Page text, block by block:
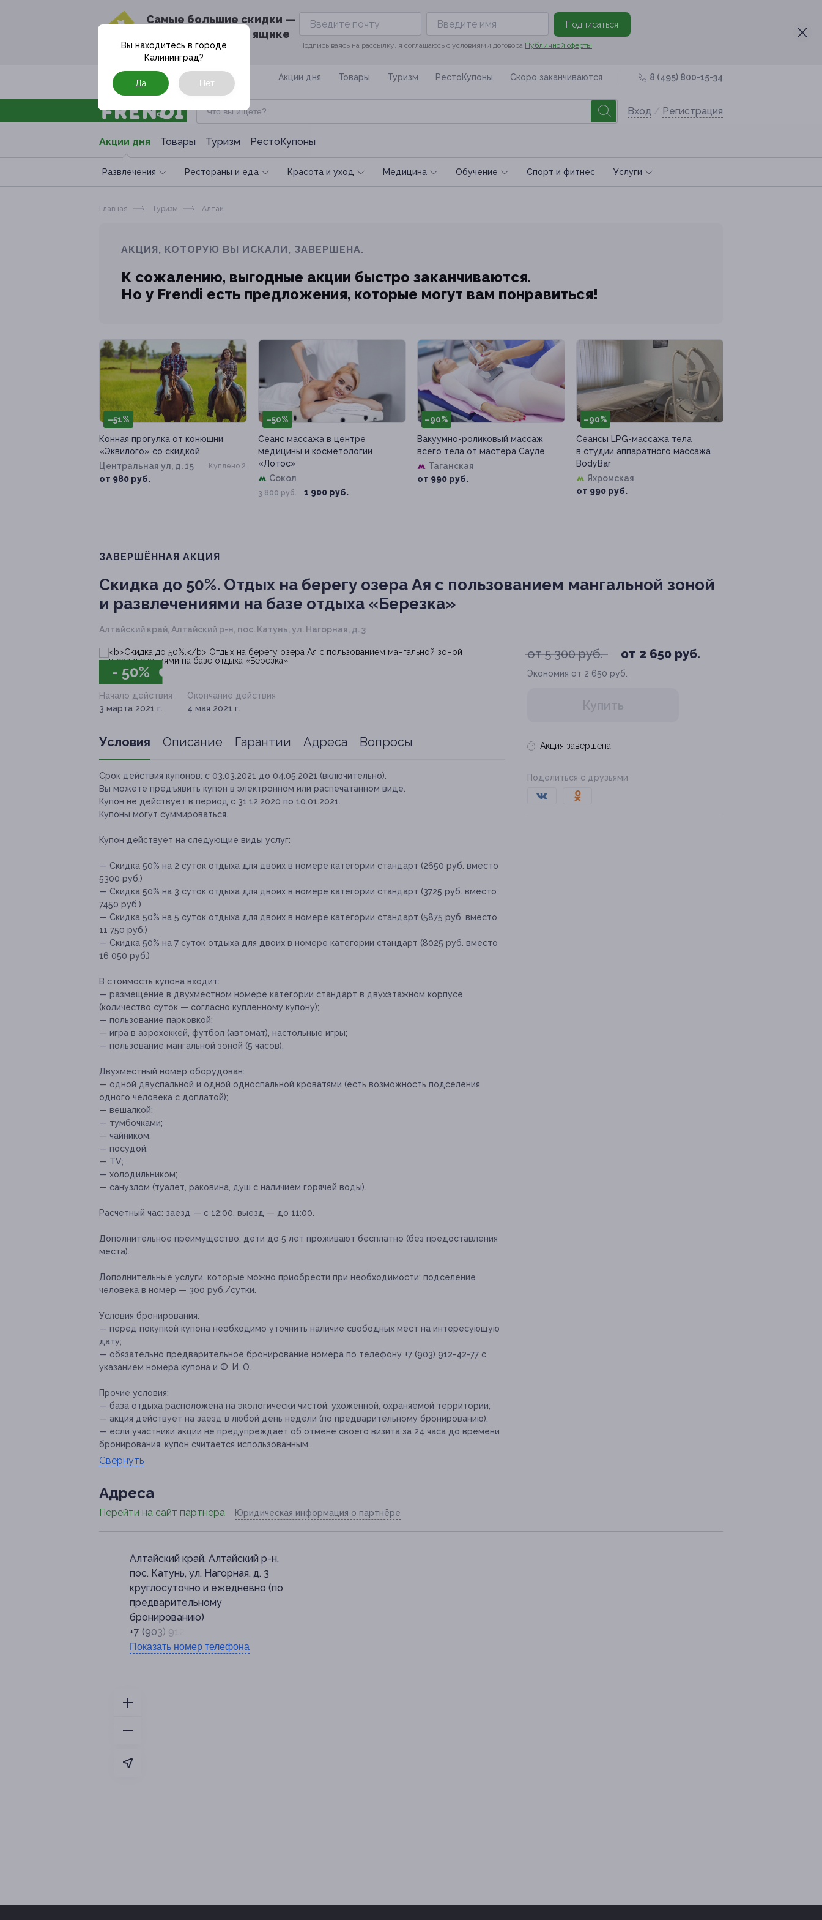
Cамые большие скидки —
в твоём почтовом ящике
Подписаться
Подписываясь на рассылку, я соглашаюсь с условиями договора Публичной оферты
Москва Акции дня Товары Туризм РестоКупоны Скоро заканчиваются 8 (495) 800-15-34
Вход / Регистрация
Акции дня Товары Туризм РестоКупоны
Развлечения Рестораны и еда Красота и уход Медицина Обучение Спoрт и фитнес Услуги
Вы находитесь в городе
Калининград?
Да Нет
Главная Туризм Алтай
АКЦИЯ, КОТОРУЮ ВЫ ИСКАЛИ, ЗАВЕРШЕНА.
К сожалению, выгодные акции быстро заканчиваются.
Но у Frendi есть предложения, которые могут вам понравиться!
–51%
Конная прогулка от конюшни
«Эквилого» со скидкой
Центральная ул, д. 15
от 980 руб.
Куплено 2
–50%
Сеанс массажа в центре
медицины и косметологии
«Лотос»
Сокол
3 800 руб. 1 900 руб.
–90%
Вакуумно-роликовый массаж
всего тела от мастера Сауле
Таганская
от 990 руб.
–90%
Сеансы LPG-массажа тела
в студии аппаратного массажа
BodyBar
Яхромская
от 990 руб.
ЗАВЕРШЁННАЯ АКЦИЯ
Скидка до 50%. Отдых на берегу озера Ая с пользованием мангальной зоной
и развлечениями на базе отдыха «Березка»
Алтайский край, Алтайский р-н, пос. Катунь, ул. Нагорная, д. 3
- 50%
от 5 300 руб. от 2 650 руб.
Экономия от 2 650 руб.
Купить
Акция завершена
Поделиться с друзьями
Начало действия
3 марта 2021 г.
Окончание действия
4 мая 2021 г.
Условия Описание Гарантии Адреса Вопросы
Срок действия купонов: с 03.03.2021 до 04.05.2021 (включительно).
Вы можете предъявить купон в электронном или распечатанном виде.
Купон не действует в период c 31.12.2020 по 10.01.2021.
Купоны могут суммироваться.
Купон действует на следующие виды услуг:
— Скидка 50% на 2 суток отдыха для двоих в номере категории стандарт (2650 руб. вместо
5300 руб.)
— Скидка 50% на 3 суток отдыха для двоих в номере категории стандарт (3725 руб. вместо
7450 руб.)
— Скидка 50% на 5 суток отдыха для двоих в номере категории стандарт (5875 руб. вместо
11 750 руб.)
— Скидка 50% на 7 суток отдыха для двоих в номере категории стандарт (8025 руб. вместо
16 050 руб.)
В стоимость купона входит:
— размещение в двухместном номере категории стандарт в двухэтажном корпусе
(количество суток — согласно купленному купону);
— пользование парковкой;
— игра в аэрохоккей, футбол (автомат), настольные игры;
— пользование мангальной зоной (5 часов).
Двухместный номер оборудован:
— одной двуспальной и одной односпальной кроватями (есть возможность подселения
одного человека с доплатой);
— вешалкой;
— тумбочками;
— чайником;
— посудой;
— ТV;
— холодильником;
— санузлом (туалет, раковина, душ с наличием горячей воды).
Расчетный час: заезд — с 12:00, выезд — до 11:00.
Дополнительное преимущество: дети до 5 лет проживают бесплатно (без предоставления
места).
Дополнительные услуги, которые можно приобрести при необходимости: подселение
человека в номер — 300 руб./сутки.
Условия бронирования:
— перед покупкой купона необходимо уточнить наличие свободных мест на интересующую
дату;
— обязательно предварительное бронирование номера по телефону +7 (903) 912-42-77 с
указанием номера купона и Ф. И. О.
Прочие условия:
— база отдыха расположена на экологически чистой, ухоженной, охраняемой территории;
— акция действует на заезд в любой день недели (по предварительному бронированию);
— если участники акции не предупреждает об отмене своего визита за 24 часа до времени
бронирования, купон считается использованным.
Свернуть
Адресa
Перейти на сайт партнера Юридическая информация о партнёре
Алтайский край, Алтайский р-н,
пос. Катунь, ул. Нагорная, д. 3
круглосуточно и ежедневно (по
предварительному
бронированию)
+7 (903) 912-42-77
Показать номер телефона